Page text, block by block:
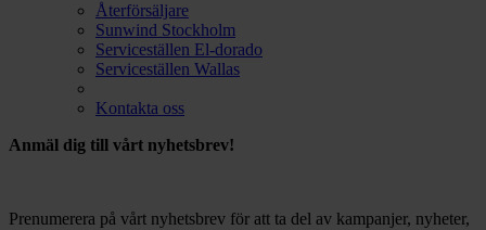
Återförsäljare
Sunwind Stockholm
Serviceställen El-dorado
Serviceställen Wallas
Kontakta oss
Anmäl dig till vårt nyhetsbrev!
Prenumerera på vårt nyhetsbrev för att ta del av kampanjer, nyheter,